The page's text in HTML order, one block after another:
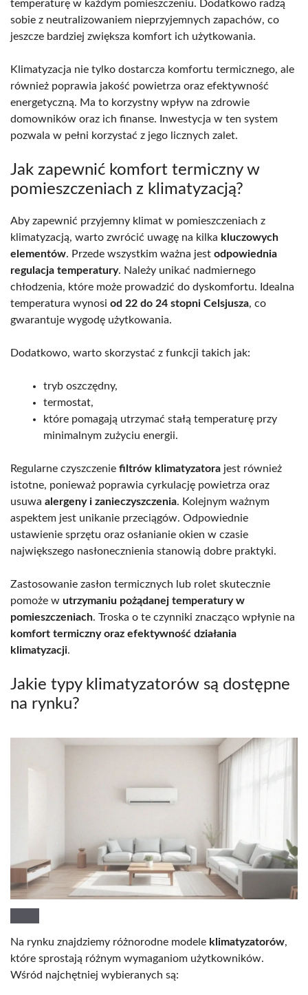
temperaturę w każdym pomieszczeniu. Dodatkowo radzą
sobie z neutralizowaniem nieprzyjemnych zapachów, co
jeszcze bardziej zwiększa komfort ich użytkowania.
Klimatyzacja nie tylko dostarcza komfortu termicznego, ale
również poprawia jakość powietrza oraz efektywność
energetyczną. Ma to korzystny wpływ na zdrowie
domowników oraz ich finanse. Inwestycja w ten system
pozwala w pełni korzystać z jego licznych zalet.
Jak zapewnić komfort termiczny w
pomieszczeniach z klimatyzacją?
Aby zapewnić przyjemny klimat w pomieszczeniach z
klimatyzacją, warto zwrócić uwagę na kilka kluczowych
elementów. Przede wszystkim ważna jest odpowiednia
regulacja temperatury. Należy unikać nadmiernego
chłodzenia, które może prowadzić do dyskomfortu. Idealna
temperatura wynosi od 22 do 24 stopni Celsjusza, co
gwarantuje wygodę użytkowania.
Dodatkowo, warto skorzystać z funkcji takich jak:
tryb oszczędny,
termostat,
które pomagają utrzymać stałą temperaturę przy
minimalnym zużyciu energii.
Regularne czyszczenie filtrów klimatyzatora jest również
istotne, ponieważ poprawia cyrkulację powietrza oraz
usuwa alergeny i zanieczyszczenia. Kolejnym ważnym
aspektem jest unikanie przeciągów. Odpowiednie
ustawienie sprzętu oraz osłanianie okien w czasie
największego nasłonecznienia stanowią dobre praktyki.
Zastosowanie zasłon termicznych lub rolet skutecznie
pomoże w utrzymaniu pożądanej temperatury w
pomieszczeniach. Troska o te czynniki znacząco wpłynie na
komfort termiczny oraz efektywność działania
klimatyzacji.
Jakie typy klimatyzatorów są dostępne
na rynku?
Na rynku znajdziemy różnorodne modele klimatyzatorów,
które sprostają różnym wymaganiom użytkowników.
Wśród najchętniej wybieranych są: